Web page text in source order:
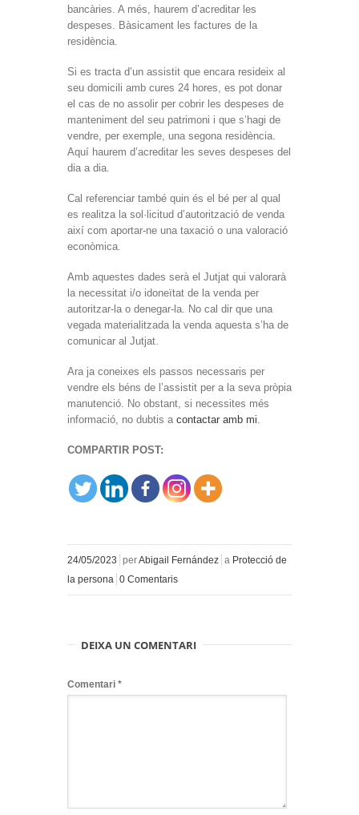
bancàries. A més, haurem d’acreditar les
despeses. Bàsicament les factures de la
residència.
Si es tracta d’un assistit que encara resideix al
seu domicili amb cures 24 hores, es pot donar
el cas de no assolir per cobrir les despeses de
manteniment del seu patrimoni i que s’hagi de
vendre, per exemple, una segona residència.
Aquí haurem d’acreditar les seves despeses del
dia a dia.
Cal referenciar també quin és el bé per al qual
es realitza la sol·licitud d’autorització de venda
així com aportar-ne una taxació o una valoració
econòmica.
Amb aquestes dades serà el Jutjat qui valorarà
la necessitat i/o idoneïtat de la venda per
autoritzar-la o denegar-la. No cal dir que una
vegada materialitzada la venda aquesta s’ha de
comunicar al Jutjat.
Ara ja coneixes els passos necessaris per
vendre els béns de l’assistit per a la seva pròpia
manutenció. No obstant, si necessites més
informació, no dubtis a contactar amb mi
COMPARTIR POST:
24/05/2023 perAbigail Fernández a Protecció de
la persona 0 Comentaris
DEIXA UN COMENTARI
Comentari *